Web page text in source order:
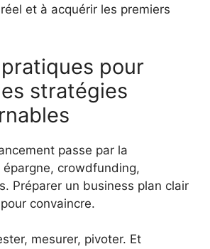
et à acquérir les premiers
pour
stratégies
passe par la
crowdfunding,
Préparer un business plan clair
convaincre.
mesurer, pivoter. Et